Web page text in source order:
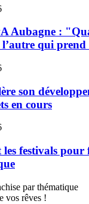
Aubagne :
l’autre qui
son
en cours
les festivals
par thématique
vos rêves !